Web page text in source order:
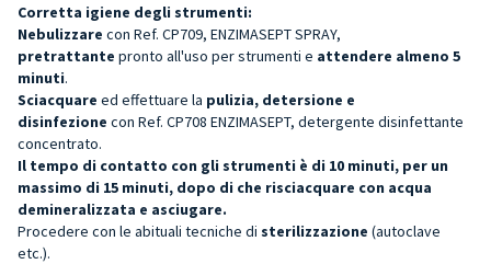
Corretta igiene degli strumenti:
Nebulizzare con Ref. CP709, ENZIMASEPT SPRAY,
pretrattante pronto all'uso per strumenti e attendere almeno 5
minuti.
Sciacquare ed effettuare la pulizia, detersione e
disinfezione con Ref. CP708 ENZIMASEPT, detergente disinfettante
concentrato.
Il tempo di contatto con gli strumenti è di 10 minuti, per un
massimo di 15 minuti, dopo di che risciacquare con acqua
demineralizzata e asciugare.
Procedere con le abituali tecniche di sterilizzazione (autoclave
etc.).